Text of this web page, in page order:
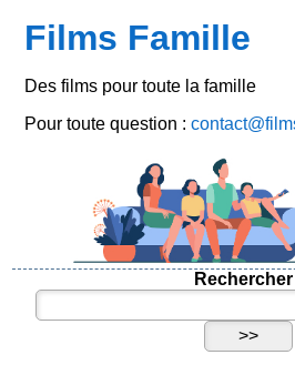
Films Famille
Des films pour toute la famille
Pour toute question :
Rechercher